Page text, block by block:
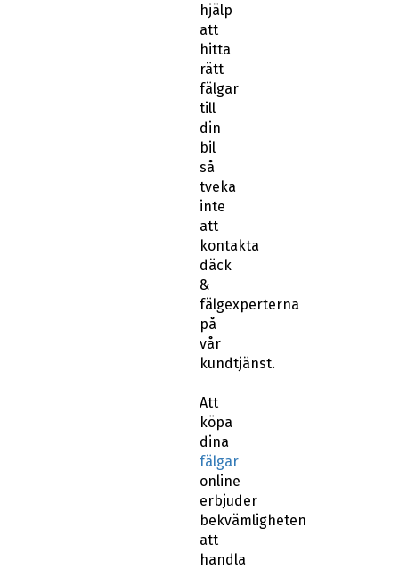
hjälp
att
hitta
rätt
fälgar
till
din
bil
så
tveka
inte
att
kontakta
däck
&
fälgexperterna
på
vår
kundtjänst.
Att
köpa
dina
fälgar
online
erbjuder
bekvämligheten
att
handla